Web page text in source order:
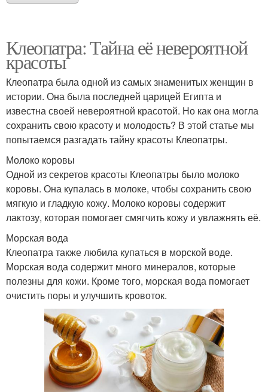
Клеопатра: Тайна её невероятной
красоты
Клеопатра была одной из самых знаменитых женщин в
истории. Она была последней царицей Египта и
известна своей невероятной красотой. Но как она могла
сохранить свою красоту и молодость? В этой статье мы
попытаемся разгадать тайну красоты Клеопатры.
Молоко коровы
Одной из секретов красоты Клеопатры было молоко
коровы. Она купалась в молоке, чтобы сохранить свою
мягкую и гладкую кожу. Молоко коровы содержит
лактозу, которая помогает смягчить кожу и увлажнять её.
Морская вода
Клеопатра также любила купаться в морской воде.
Морская вода содержит много минералов, которые
полезны для кожи. Кроме того, морская вода помогает
очистить поры и улучшить кровоток.